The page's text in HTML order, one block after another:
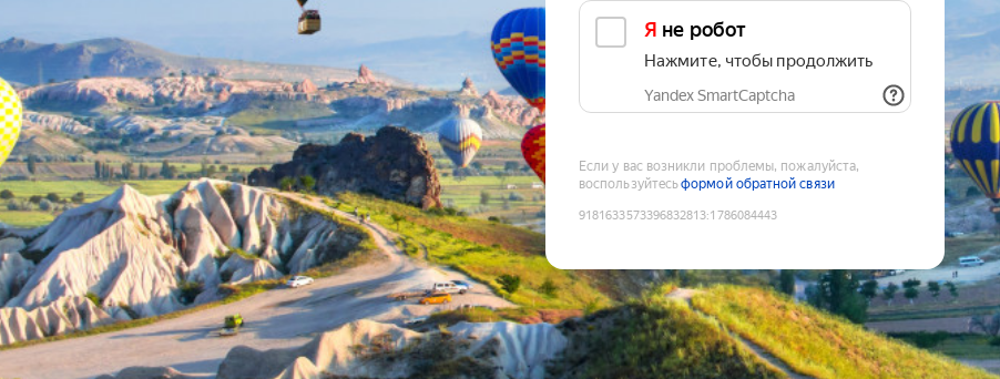
Я не робот
Нажмите, чтобы продолжить
Yandex SmartCaptcha
Если у вас возникли проблемы, пожалуйста,
воспользуйтесьформой обратной связи
9181633573396832813:1786084443